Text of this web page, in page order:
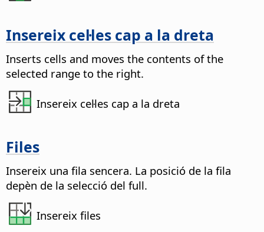
Insereix cel·les cap a la dreta
Inserts cells and moves the contents of the
selected range to the right.
Insereix cel·les cap a la dreta
Files
Insereix una fila sencera. La posició de la fila
depèn de la selecció del full.
Insereix files